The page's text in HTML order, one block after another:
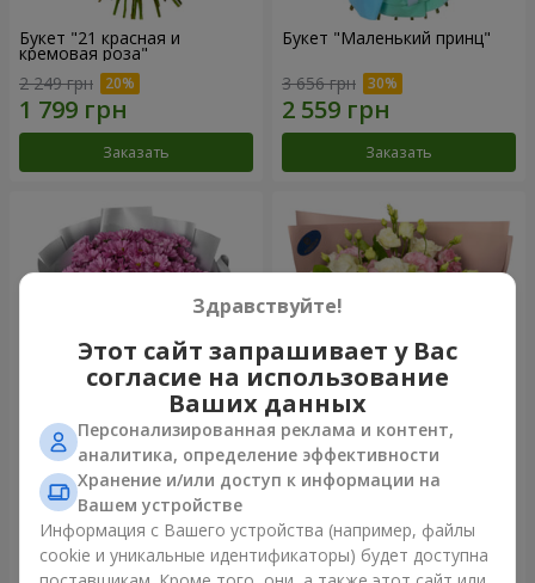
Букет "21 красная и
кремовая роза"
2 249 грн
Заказать
Букет "Маленький принц"
3 656 грн
Заказать
Букет "Твои хризантемы"
1 834 грн
Заказать
Букет "Панна Котта"
Заказать
Здравствуйте!
Этот сайт запрашивает у Вас
согласие на использование
Ваших данных
Персонализированная реклама и контент,
аналитика, определение эффективности
Хранение и/или доступ к информации на
Вашем устройстве
Информация с Вашего устройства (например, файлы
cookie и уникальные идентификаторы) будет доступна